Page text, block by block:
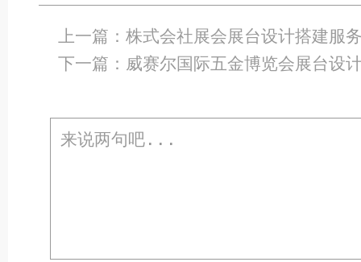
上一篇：株式会社展会展台设计搭建服
下一篇： 威赛尔国际五金博览会展台设